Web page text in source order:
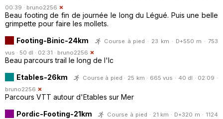
00:39 · bruno2256
Beau footing de fin de journée le long du Légué. Puis une belle
grimpette pour faire les mollets.
Footing-Binic-24km
Course à pied · 23 km · D+550 m · 753
vus · 50 dl · 02:31 · bruno2256
Beau parcours trail le long de l'Ic
Etables-26km
Course à pied · 25 km · 665 vus · 40 dl · 02:09 ·
bruno2256
Parcours VTT autour d'Etables sur Mer
Pordic-Footing-21km
Course à pied · 21 km · D+320 m · 1124